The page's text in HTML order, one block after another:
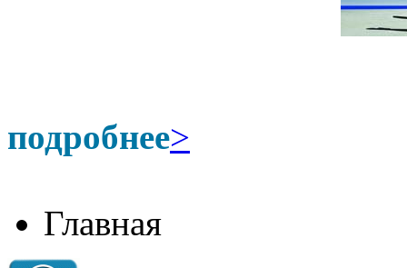
подробнее>
Главная